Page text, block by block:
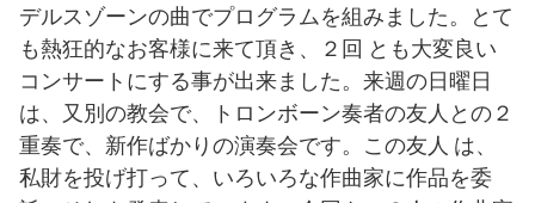
デルスゾーンの曲でプログラムを組みました。とて
も熱狂的なお客様に来て頂き、２回 とも大変良い
コンサートにする事が出来ました。来週の日曜日
は、又別の教会で、トロンボーン奏者の友人との２
重奏で、新作ばかりの演奏会です。この友人 は、
私財を投げ打って、いろいろな作曲家に作品を委